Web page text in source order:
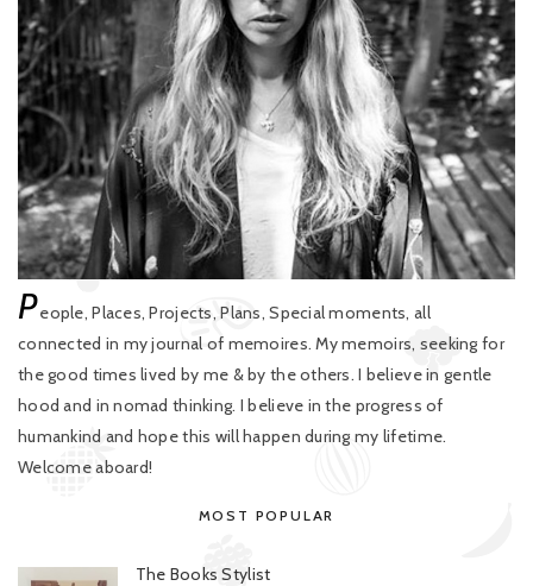
People, Places, Projects, Plans, Special moments, all
connected in my journal of memoires. My memoirs, seeking for
the good times lived by me & by the others. I believe in gentle
hood and in nomad thinking. I believe in the progress of
humankind and hope this will happen during my lifetime.
Welcome aboard!
MOST POPULAR
The Books Stylist